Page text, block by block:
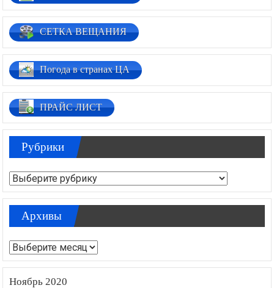
СЕТКА ВЕЩАНИЯ
Погода в странах ЦА
ПРАЙС ЛИСТ
Рубрики
Рубрики
Архивы
Архивы
Ноябрь 2020